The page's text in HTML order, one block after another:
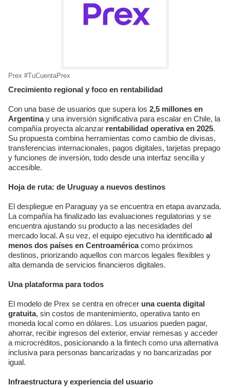
Prex #TuCuentaPrex
Crecimiento regional y foco en rentabilidad
Con una base de usuarios que supera los 2,5 millones en
Argentinay una inversión significativa para escalar en Chile, la
compañía proyecta alcanzar rentabilidad operativa en 2025.
Su propuesta combina herramientas como cambio de divisas,
transferencias internacionales, pagos digitales, tarjetas prepago
y funciones de inversión, todo desde una interfaz sencilla y
accesible.
Hoja de ruta: de Uruguay a nuevos destinos
El despliegue en Paraguay ya se encuentra en etapa avanzada.
La compañía ha finalizado las evaluaciones regulatorias y se
encuentra ajustando su producto a las necesidades del
mercado local. A su vez, el equipo ejecutivo ha identificado al
menos dos países en Centroaméricacomo próximos
destinos, priorizando aquellos con marcos legales flexibles y
alta demanda de servicios financieros digitales.
Una plataforma para todos
El modelo de Prex se centra en ofrecer una cuenta digital
gratuita, sin costos de mantenimiento, operativa tanto en
moneda local como en dólares. Los usuarios pueden pagar,
ahorrar, recibir ingresos del exterior, enviar remesas y acceder
a microcréditos, posicionando a la fintech como una alternativa
inclusiva para personas bancarizadas y no bancarizadas por
igual.
Infraestructura y experiencia del usuario